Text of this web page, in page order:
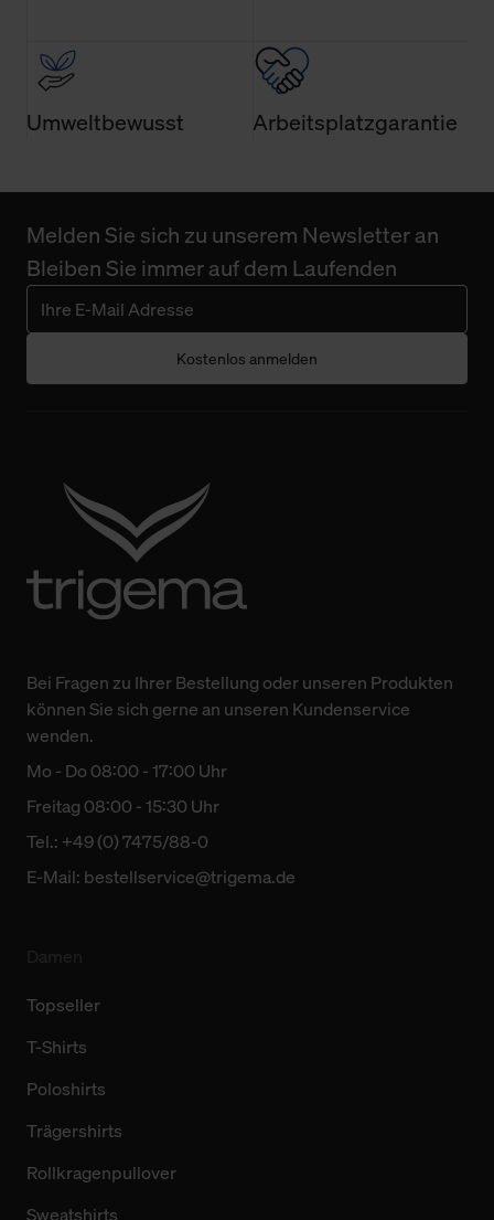
Umweltbewusst Arbeitsplatzgarantie
Melden Sie sich zu unserem Newsletter an
Bleiben Sie immer auf dem Laufenden
Kostenlos anmelden
Bei Fragen zu Ihrer Bestellung oder unseren Produkten
können Sie sich gerne an unseren Kundenservice
wenden.
Mo - Do 08:00 - 17:00 Uhr
Freitag 08:00 - 15:30 Uhr
Tel.: +49 (0) 7475/88-0
E-Mail: bestellservice@trigema.de
Topseller
T-Shirts
Poloshirts
Trägershirts
Rollkragenpullover
Sweatshirts